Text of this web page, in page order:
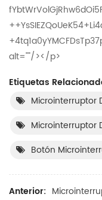
Etiquetas
Microinterruptor
Microinterruptor
Botón
Anterior: